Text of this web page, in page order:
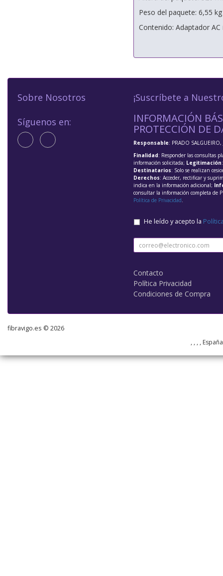
Peso del paquete: 6,55 kg
Contenido: Adaptador AC
Sobre Nosotros
Síguenos en:
¡Suscríbete a
INFORMACIÓN
PROTECCIÓN DE
Responsable: PRADO SALGUEIRO,
Finalidad: Responder las consultas
información solicitada; Legitimación
Destinatarios: Solo se realizan
Derechos: Acceder, rectificar y
indica en la información adicional;
consultar la información completa de
Política de Privacidad.
He leído y acepto la
Contacto
Política Privacidad
Condiciones de Compra
fibravigo.es © 2026
, , , ,